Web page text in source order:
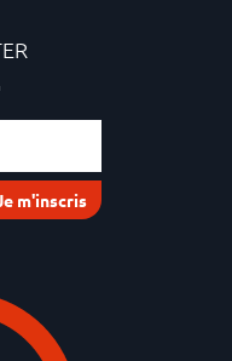
m'inscris